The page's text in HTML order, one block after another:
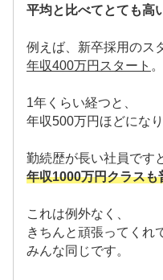
平均と比べてとても高
例えば、新卒採用のス
年収400万円スタート 。
1年くらい経つと、
年収500万円ほどになり
勤続歴が長い社員です
年収1000万円クラスも
これは例外なく、
きちんと頑張ってくれ
みんな同じです。